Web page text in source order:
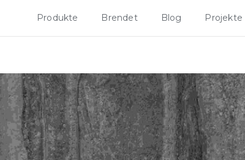
Produkte Brendet Blog Projekte